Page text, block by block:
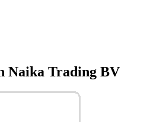
Naika Trading BV